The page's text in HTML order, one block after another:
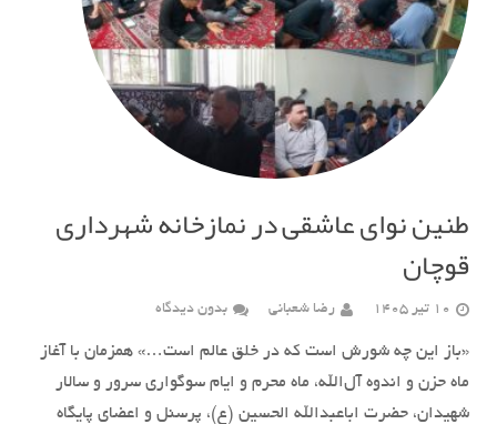
طنین نوای عاشقی در نمازخانه شهرداری
قوچان
10 تیر 1405 رضا شعبانی بدون دیدگاه
«باز این چه شورش است که در خلق عالم است…» همزمان با آغاز
ماه حزن و اندوه آل‌الله، ماه محرم و ایام سوگواری سرور و سالار
شهیدان، حضرت اباعبدالله الحسین (ع)، پرسنل و اعضای پایگاه